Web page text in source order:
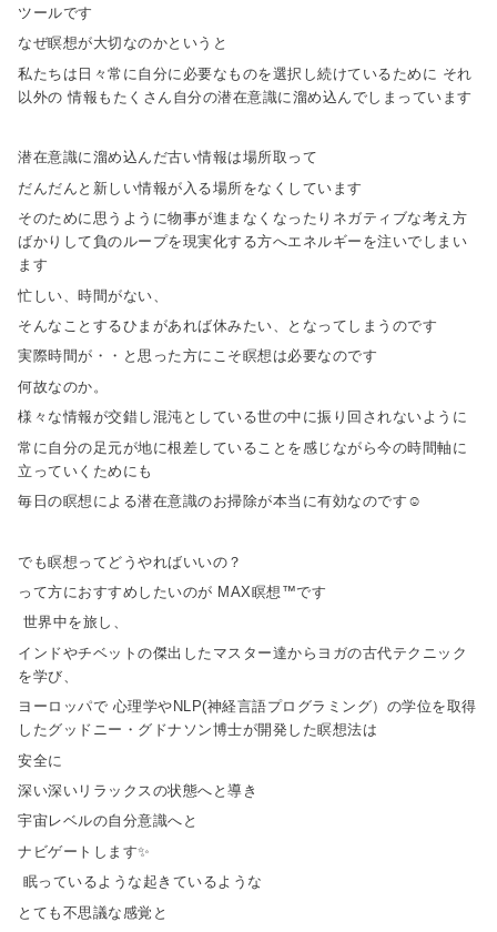
ツールです
なぜ瞑想が大切なのかというと
私たちは日々常に自分に必要なものを選択し続けているために それ
以外の 情報もたくさん自分の潜在意識に溜め込んでしまっています
潜在意識に溜め込んだ古い情報は場所取って
だんだんと新しい情報が入る場所をなくしています
そのために思うように物事が進まなくなったりネガティブな考え方
ばかりして負のループを現実化する方へエネルギーを注いでしまい
ます
忙しい、時間がない、
そんなことするひまがあれば休みたい、となってしまうのです
実際時間が・・と思った方にこそ瞑想は必要なのです
何故なのか。
様々な情報が交錯し混沌としている世の中に振り回されないように
常に自分の足元が地に根差していることを感じながら今の時間軸に
立っていくためにも
毎日の瞑想による潜在意識のお掃除が本当に有効なのです☺️
でも瞑想ってどうやればいいの？
って方におすすめしたいのが MAX瞑想™️です
世界中を旅し、
インドやチベットの傑出したマスター達からヨガの古代テクニック
を学び、
ヨーロッパで 心理学やNLP(神経言語プログラミング）の学位を取得
したグッドニー・グドナソン博士が開発した瞑想法は
安全に
深い深いリラックスの状態へと導き
宇宙レベルの自分意識へと
ナビゲートします✨
眠っているような起きているような
とても不思議な感覚と